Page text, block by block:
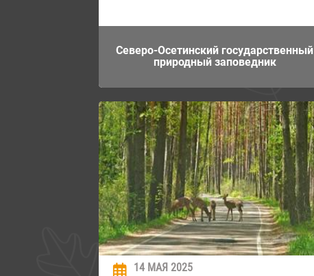
Северо-Осетинский государственный
природный заповедник
14 МАЯ 2025